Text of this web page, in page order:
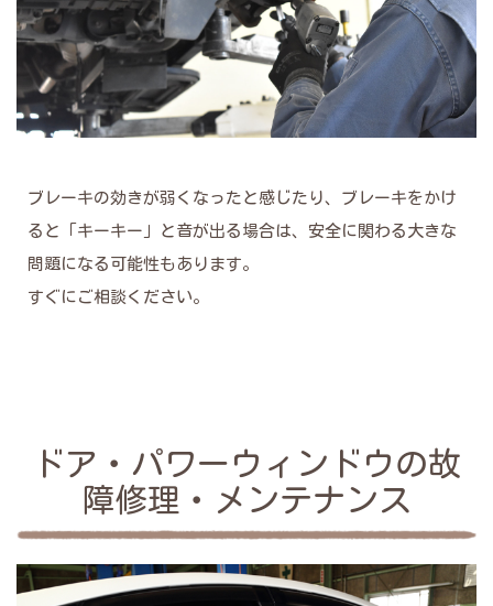
ブレーキの効きが弱くなったと感じたり、ブレーキをかけ
ると「キーキー」と音が出る場合は、安全に関わる大きな
問題になる可能性もあります。
すぐにご相談ください。
ドア・パワーウィンドウの故
障修理・メンテナンス